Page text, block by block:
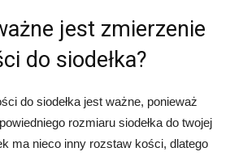
jest zmierzenie
do siodełka?
do siodełka jest ważne, ponieważ
rozmiaru siodełka do twojej
ma nieco inny rozstaw kości, dlatego